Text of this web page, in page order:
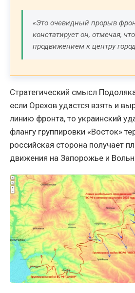
«Это очевидный прорыв
констатирует он, отмечая,
продвижением к центру
Стратегический смысл
если Орехов удастся взять и
линию фронта, то украинский
флангу группировки «Восток»
российская сторона получает
движения на Запорожье и